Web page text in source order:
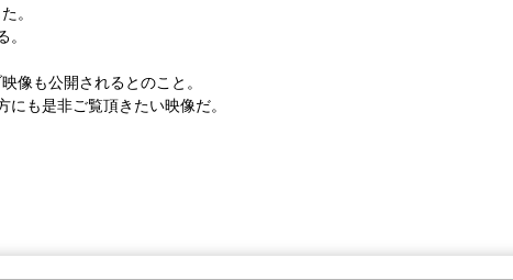
。
像も公開されるとのこと。
も是非ご覧頂きたい映像だ。